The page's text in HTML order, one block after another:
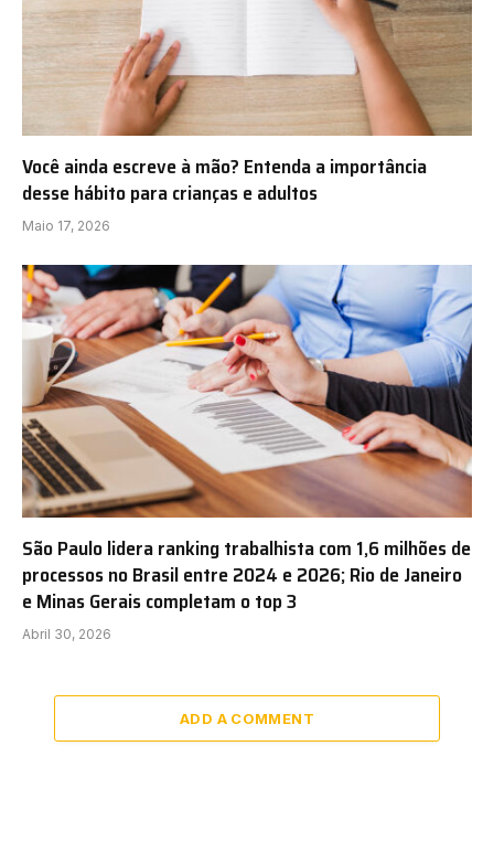
Você ainda escreve à mão? Entenda a importância
desse hábito para crianças e adultos
Maio 17, 2026
São Paulo lidera ranking trabalhista com 1,6 milhões de
processos no Brasil entre 2024 e 2026; Rio de Janeiro
e Minas Gerais completam o top 3
Abril 30, 2026
ADD A COMMENT